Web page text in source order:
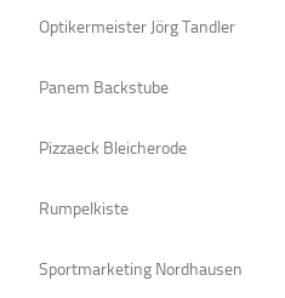
Optikermeister Jörg Tandler
Panem Backstube
Pizzaeck Bleicherode
Rumpelkiste
Sportmarketing Nordhausen